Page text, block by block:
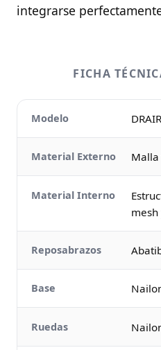
integrarse
FICHA
Modelo
Material Externo
Material Interno
Reposabrazos
Base
Ruedas